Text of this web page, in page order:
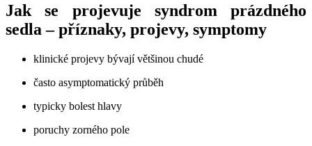
Jak se projevuje syndrom prázdného
sedla – příznaky, projevy, symptomy
klinické projevy bývají většinou chudé
často asymptomatický průběh
typicky bolest hlavy
poruchy zorného pole